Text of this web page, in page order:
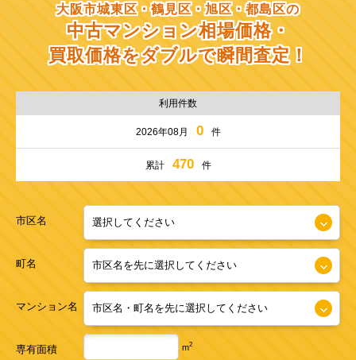
大阪市城東区・鶴見区・旭区・都島区の
中古マンション相場価格・
買取価格をダブルで瞬間査定！
利用件数
2026年08月 0 件
累計 470 件
市区名
町名
マンション名
専有面積 m2